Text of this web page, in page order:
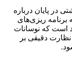
در پایان درباره
برنامه ریزی‌های
است که نوسانات
دقیقی بر